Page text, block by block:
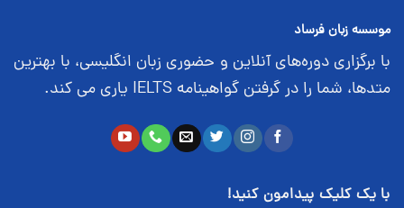
موسسه زبان فرساد
با برگزاری دوره‌های آنلاین و حضوری زبان انگلیسی، با بهترین
متدها، شما را در گرفتن گواهینامه IELTS یاری می کند.
با یک کلیک پیدامون کنید!